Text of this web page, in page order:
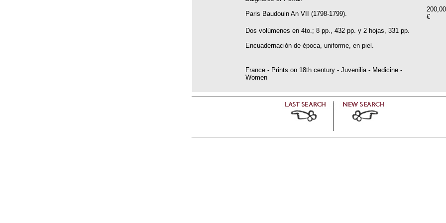
200,00
€
Paris Baudouin An VII (1798-1799).
Dos volúmenes en 4to.; 8 pp., 432 pp. y 2 hojas, 331 pp.
Encuadernación de época, uniforme, en piel.
France - Prints on 18th century - Juvenilia - Medicine -
Women